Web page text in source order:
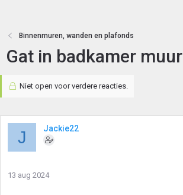
Binnenmuren, wanden en plafonds
Gat in badkamer muur
Niet open voor verdere reacties.
J Jackie22
13 aug 2024